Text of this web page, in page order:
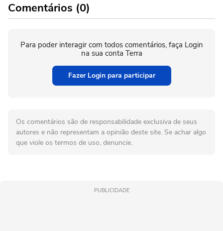
Comentários (0)
Para poder interagir com todos comentários, faça Login
na sua conta Terra
Fazer Login para participar
Os comentários são de responsabilidade exclusiva de seus
autores e não representam a opinião deste site. Se achar algo
que viole os termos de uso, denuncie.
PUBLICIDADE